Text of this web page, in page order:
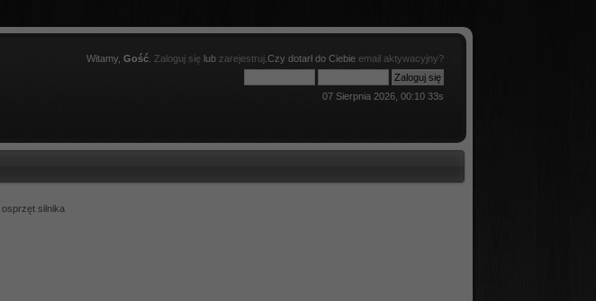
Witamy, Gość Zaloguj się lub zarejestruj .Czy dotarł do Ciebie email aktywacyjny?
07 Sierpnia 2026, 00:10 33s
osprzęt silnika